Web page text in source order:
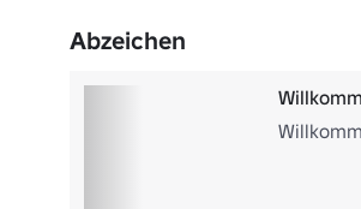
Abzeichen